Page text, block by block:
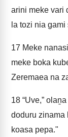
arini meke vari
la tozi nia
17 Meke
meke boka
Zeremaea na
18 “Uve,”
doduru zinama
koasa pepa."